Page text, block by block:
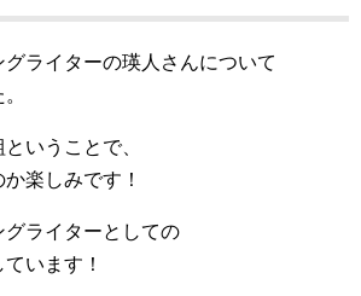
ライターの瑛人さんについて
いうことで、
楽しみです！
グライターとしての
います！